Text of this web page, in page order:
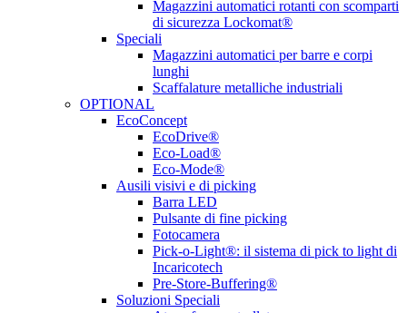
Magazzini automatici rotanti con scomparti
di sicurezza Lockomat®
Speciali
Magazzini automatici per barre e corpi
lunghi
Scaffalature metalliche industriali
OPTIONAL
EcoConcept
EcoDrive®
Eco-Load®
Eco-Mode®
Ausili visivi e di picking
Barra LED
Pulsante di fine picking
Fotocamera
Pick-o-Light®: il sistema di pick to light di
Incaricotech
Pre-Store-Buffering®
Soluzioni Speciali